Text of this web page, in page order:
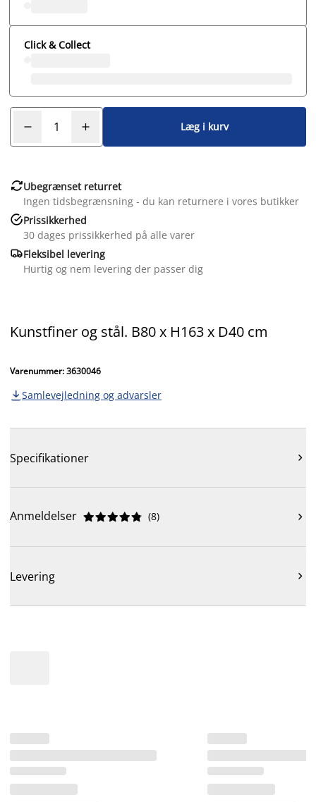
Click & Collect
Læg i kurv
Ubegrænset returret
Ingen tidsbegrænsning - du kan returnere i vores butikker
Prissikkerhed
30 dages prissikkerhed på alle varer
Fleksibel levering
Hurtig og nem levering der passer dig
Kunstfiner og stål. B80 x H163 x D40 cm
Varenummer: 3630046
 Samlevejledning og advarsler
Specifikationer 
Anmeldelser 




 (8) 
Levering 